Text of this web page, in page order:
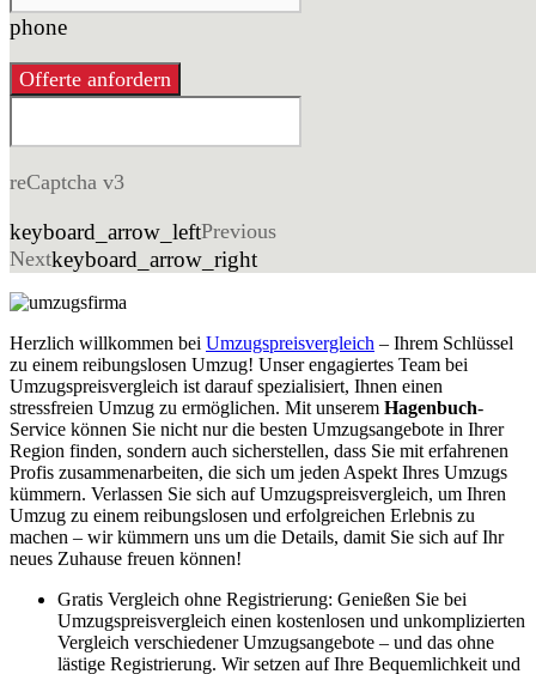
phone
Offerte anfordern
reCaptcha v3
keyboard_arrow_leftPrevious
Nextkeyboard_arrow_right
Herzlich willkommen bei Umzugspreisvergleich – Ihrem Schlüssel
zu einem reibungslosen Umzug! Unser engagiertes Team bei
Umzugspreisvergleich ist darauf spezialisiert, Ihnen einen
stressfreien Umzug zu ermöglichen. Mit unserem Hagenbuch-
Service können Sie nicht nur die besten Umzugsangebote in Ihrer
Region finden, sondern auch sicherstellen, dass Sie mit erfahrenen
Profis zusammenarbeiten, die sich um jeden Aspekt Ihres Umzugs
kümmern. Verlassen Sie sich auf Umzugspreisvergleich, um Ihren
Umzug zu einem reibungslosen und erfolgreichen Erlebnis zu
machen – wir kümmern uns um die Details, damit Sie sich auf Ihr
neues Zuhause freuen können!
Gratis Vergleich ohne Registrierung: Genießen Sie bei
Umzugspreisvergleich einen kostenlosen und unkomplizierten
Vergleich verschiedener Umzugsangebote – und das ohne
lästige Registrierung. Wir setzen auf Ihre Bequemlichkeit und